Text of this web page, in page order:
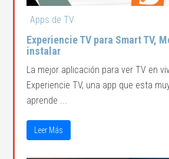
Apps de TV
Experiencie TV para Smart TV,
instalar
La mejor aplicación para ver TV en
Experiencie TV, una app que esta
aprende ...
Leer Más